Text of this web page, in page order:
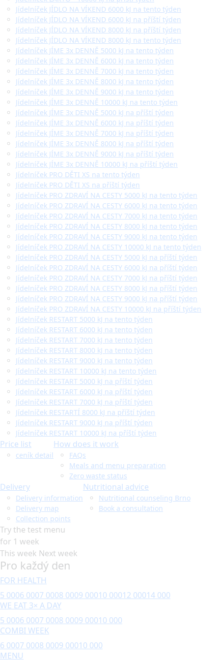
Jídelníček JÍDLO NA VÍKEND 6000 kJ na tento týden
Jídelníček JÍDLO NA VÍKEND 6000 kJ na příští týden
Jídelníček JÍDLO NA VÍKEND 8000 kJ na příští týden
Jídelníček JÍDLO NA VÍKEND 8000 kJ na tento týden
Jídelníček JÍME 3x DENNĚ 5000 kJ na tento týden
Jídelníček JÍME 3x DENNĚ 6000 kJ na tento týden
Jídelníček JÍME 3x DENNĚ 7000 kJ na tento týden
Jídelníček JÍME 3x DENNĚ 8000 kJ na tento týden
Jídelníček JÍME 3x DENNĚ 9000 kJ na tento týden
Jídelníček JÍME 3x DENNĚ 10000 kJ na tento týden
Jídelníček JÍME 3x DENNĚ 5000 kJ na příští týden
Jídelníček JÍME 3x DENNĚ 6000 kJ na příští týden
Jídelníček JÍME 3x DENNĚ 7000 kJ na příští týden
Jídelníček JÍME 3x DENNĚ 8000 kJ na příští týden
Jídelníček JÍME 3x DENNĚ 9000 kJ na příští týden
Jídelníček JÍME 3x DENNĚ 10000 kJ na příští týden
Jídelníček PRO DĚTI XS na tento týden
Jídelníček PRO DĚTI XS na příští týden
Jídelníček PRO ZDRAVÍ NA CESTY 5000 kJ na tento týden
Jídelníček PRO ZDRAVÍ NA CESTY 6000 kJ na tento týden
Jídelníček PRO ZDRAVÍ NA CESTY 7000 kJ na tento týden
Jídelníček PRO ZDRAVÍ NA CESTY 8000 kJ na tento týden
Jídelníček PRO ZDRAVÍ NA CESTY 9000 kJ na tento týden
Jídelníček PRO ZDRAVÍ NA CESTY 10000 kJ na tento týden
Jídelníček PRO ZDRAVÍ NA CESTY 5000 kJ na příští týden
Jídelníček PRO ZDRAVÍ NA CESTY 6000 kJ na příští týden
Jídelníček PRO ZDRAVÍ NA CESTY 7000 kJ na příští týden
Jídelníček PRO ZDRAVÍ NA CESTY 8000 kJ na příští týden
Jídelníček PRO ZDRAVÍ NA CESTY 9000 kJ na příští týden
Jídelníček PRO ZDRAVÍ NA CESTY 10000 kJ na příští týden
Jídelníček RESTART 5000 kJ na tento týden
Jídelníček RESTART 6000 kJ na tento týden
Jídelníček RESTART 7000 kJ na tento týden
Jídelníček RESTART 8000 kJ na tento týden
Jídelníček RESTART 9000 kJ na tento týden
Jídelníček RESTART 10000 kJ na tento týden
Jídelníček RESTART 5000 kJ na příští týden
Jídelníček RESTART 6000 kJ na příští týden
Jídelníček RESTART 7000 kJ na příští týden
Jídelníček RESTARTÍ 8000 kJ na příští týden
Jídelníček RESTART 9000 kJ na příští týden
Jídelníček RESTART 10000 kJ na příští týden
Price list
ceník detail
How does it work
FAQs
Meals and menu preparation
Zero waste status
Delivery
Delivery information
Delivery map
Collection points
Nutritional advice
Nutritional counseling Brno
Book a consultation
Try the test menu
for 1 week
This week Next week
Pro každý den
FOR HEALTH
5 0006 0007 0008 0009 00010 00012 00014 000
WE EAT 3× A DAY
5 0006 0007 0008 0009 00010 000
COMBI WEEK
6 0007 0008 0009 00010 000
MENU